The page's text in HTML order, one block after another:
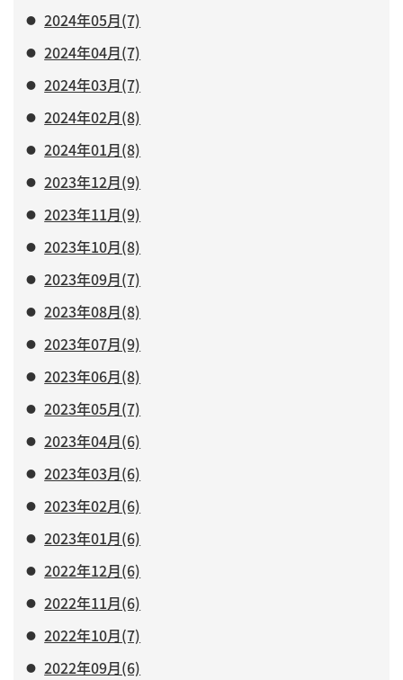
2024年05月(7)
2024年04月(7)
2024年03月(7)
2024年02月(8)
2024年01月(8)
2023年12月(9)
2023年11月(9)
2023年10月(8)
2023年09月(7)
2023年08月(8)
2023年07月(9)
2023年06月(8)
2023年05月(7)
2023年04月(6)
2023年03月(6)
2023年02月(6)
2023年01月(6)
2022年12月(6)
2022年11月(6)
2022年10月(7)
2022年09月(6)